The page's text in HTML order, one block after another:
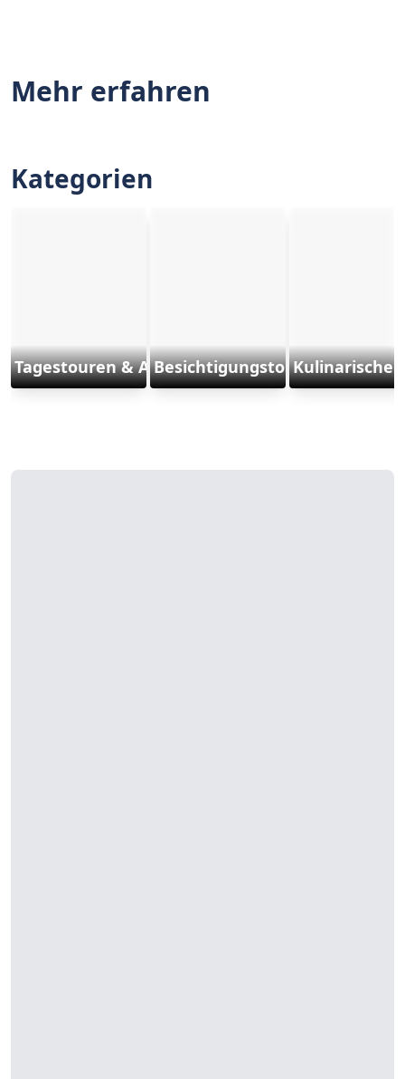
Mehr erfahren
Kategorien
Tagestouren & AusflügeBesichtigungstourenKulinarische